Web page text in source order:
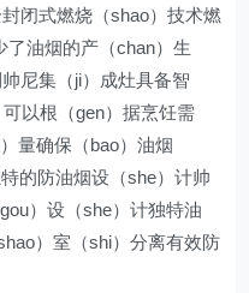
闭式燃烧（shao）技术燃
了油烟的产（chan）生
尼集（ji）成灶具备智
可以根（gen）据烹饪需
量确保（bao）油烟
的防油烟设（she）计帅
）设（she）计独特油
）室（shi）分离有效防